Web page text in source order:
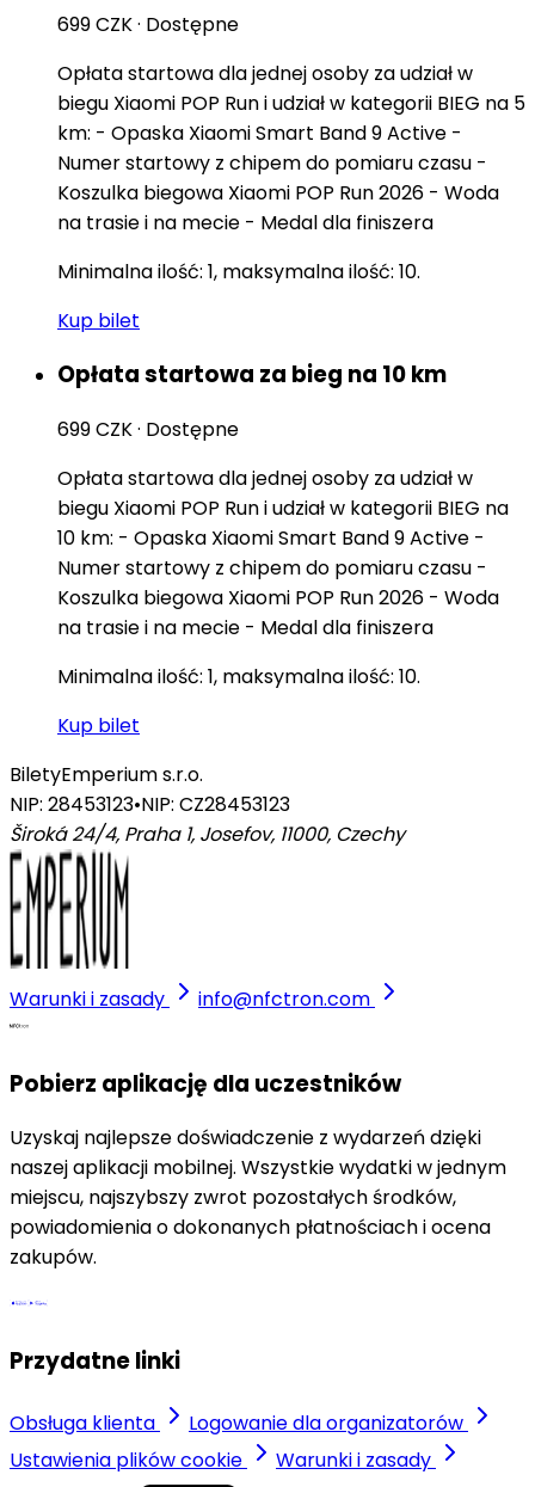
699 CZK· Dostępne
Opłata startowa dla jednej osoby za udział w
biegu Xiaomi POP Run i udział w kategorii BIEG na 5
km: - Opaska Xiaomi Smart Band 9 Active -
Numer startowy z chipem do pomiaru czasu -
Koszulka biegowa Xiaomi POP Run 2026 - Woda
na trasie i na mecie - Medal dla finiszera
Minimalna ilość: 1, maksymalna ilość: 10.
Kup bilet
Opłata startowa za bieg na 10 km
699 CZK· Dostępne
Opłata startowa dla jednej osoby za udział w
biegu Xiaomi POP Run i udział w kategorii BIEG na
10 km: - Opaska Xiaomi Smart Band 9 Active -
Numer startowy z chipem do pomiaru czasu -
Koszulka biegowa Xiaomi POP Run 2026 - Woda
na trasie i na mecie - Medal dla finiszera
Minimalna ilość: 1, maksymalna ilość: 10.
Kup bilet
BiletyEmperium s.r.o.
NIP: 28453123•NIP: CZ28453123
Široká 24/4, Praha 1, Josefov, 11000, Czechy
Warunki i zasady info@nfctron.com
Pobierz aplikację dla uczestników
Uzyskaj najlepsze doświadczenie z wydarzeń dzięki
naszej aplikacji mobilnej. Wszystkie wydatki w jednym
miejscu, najszybszy zwrot pozostałych środków,
powiadomienia o dokonanych płatnościach i ocena
zakupów.
Przydatne linki
Obsługa klienta
Logowanie dla organizatorów
Ustawienia plików cookie
Warunki i zasady